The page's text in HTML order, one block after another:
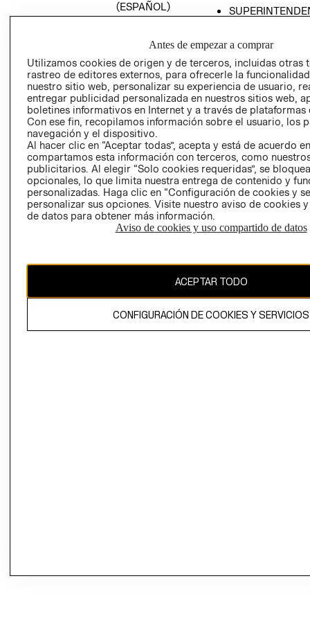
(ESPAÑOL)
TRANSPARENCIA
PETICIONES
QUEJAS Y
RECLAMOS
Colombia ($)
CAMBIAR REGIÓN
El contenido de esta página web está protegido por copyright y es
propiedad de H&M Hennes & Mauritz AB.
Antes de empezar a comprar
Utilizamos cookies de origen y de terceros, incluidas otras
rastreo de editores externos, para ofrecerle la
nuestro sitio web, personalizar su experiencia de usuario,
entregar publicidad personalizada en nuestros sitios web,
boletines informativos en Internet y a través de plataformas
Con ese fin, recopilamos información sobre el usuario, los
navegación y el dispositivo.
Al hacer clic en “Aceptar todas”, acepta y está de acuerdo
compartamos esta información con terceros, como
publicitarios. Al elegir “Solo cookies requeridas”, se
opcionales, lo que limita nuestra entrega de contenido y
personalizadas. Haga clic en “Configuración de cookies y
personalizar sus opciones. Visite nuestro aviso de cookies
de datos para obtener más información.
Aviso de cookies y uso compartido de datos
ACEPTAR TODO
CONFIGURACIÓN DE COOKIES Y SERVICIOS